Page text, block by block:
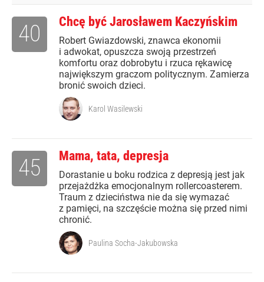
Chcę być Jarosławem Kaczyńskim
Robert Gwiazdowski, znawca ekonomii
i adwokat, opuszcza swoją przestrzeń
komfortu oraz dobrobytu i rzuca rękawicę
największym graczom politycznym. Zamierza
bronić swoich dzieci.
40
Karol Wasilewski
Mama, tata, depresja
Dorastanie u boku rodzica z depresją jest jak
przejażdżka emocjonalnym rollercoasterem.
Traum z dzieciństwa nie da się wymazać
z pamięci, na szczęście można się przed nimi
chronić.
45
Paulina Socha-Jakubowska